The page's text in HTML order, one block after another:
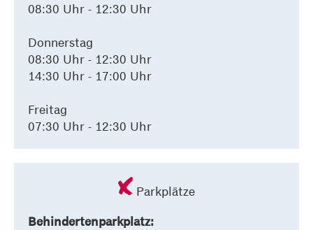
08:30 Uhr - 12:30 Uhr
Donnerstag
08:30 Uhr - 12:30 Uhr
14:30 Uhr - 17:00 Uhr
Freitag
07:30 Uhr - 12:30 Uhr
Parkplätze
Behindertenparkplatz: